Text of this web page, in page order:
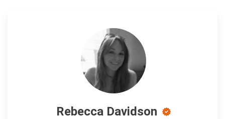
Rebecca Davidson